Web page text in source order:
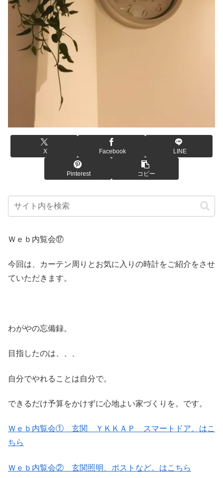
X Facebook LINE
Pinterest コピー
Ｗｅｂ内覧会⑰
今回は、カーテン周りとお気に入りの時計をご紹介をさせ
ていただきます。
わがやの忘備録。
目指したのは、、、
自分でやれることは自分で。
できるだけ予算をかけずに心地よい家づくりを。です。
Ｗｅｂ内覧会① 玄関 ＹＫＫＡＰ スマートドア。はこ
ちら
Ｗｅｂ内覧会② 玄関照明、ポストなど。はこちら